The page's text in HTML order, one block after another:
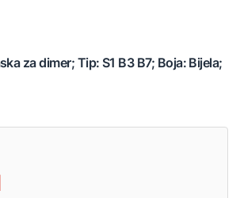
za dimer; Tip: S1 B3 B7; Boja: Bijela;